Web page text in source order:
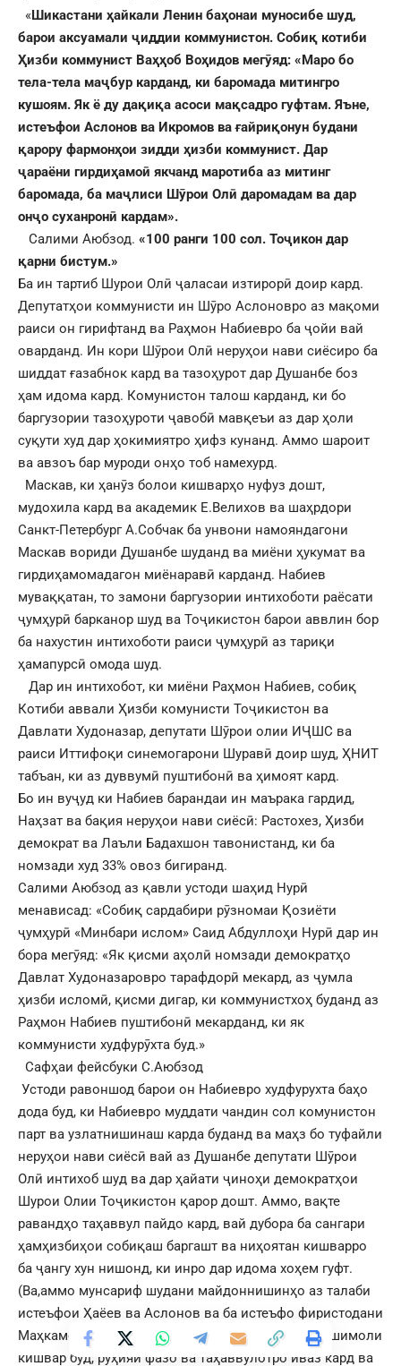
«Шикастани ҳайкали Ленин баҳонаи муносибе шуд,
барои аксуамали ҷиддии коммунистон. Собиқ котиби
Ҳизби коммунист Ваҳҳоб Воҳидов мегӯяд: «Маро бо
тела-тела маҷбур карданд, ки баромада митингро
кушоям. Як ё ду дақиқа асоси мақсадро гуфтам. Яъне,
истеъфои Аслонов ва Икромов ва ғайриқонун будани
қарору фармонҳои зидди ҳизби коммунист. Дар
ҷараёни гирдиҳамоӣ якчанд маротиба аз митинг
баромада, ба маҷлиси Шӯрои Олӣ даромадам ва дар
онҷо суханронӣ кардам».
Салими Аюбзод. «100 ранги 100 сол. Тоҷикон дар
қарни бистум.»
Ба ин тартиб Шурои Олӣ ҷаласаи изтирорӣ доир кард.
Депутатҳои коммунисти ин Шӯро Аслоновро аз мақоми
раиси он гирифтанд ва Раҳмон Набиевро ба ҷойи вай
оварданд. Ин кори Шӯрои Олӣ неруҳои нави сиёсиро ба
шиддат ғазабнок кард ва тазоҳурот дар Душанбе боз
ҳам идома кард. Комунистон талош карданд, ки бо
баргузории тазоҳуроти ҷавобӣ мавқеъи аз дар ҳоли
суқути худ дар ҳокимиятро ҳифз кунанд. Аммо шароит
ва авзоъ бар муроди онҳо тоб намехурд.
Маскав, ки ҳанӯз болои кишварҳо нуфуз дошт,
мудохила кард ва академик Е.Велихов ва шаҳрдори
Санкт-Петербург А.Собчак ба унвони намояндагони
Маскав вориди Душанбе шуданд ва миёни ҳукумат ва
гирдиҳамомадагон миёнаравӣ карданд. Набиев
муваққатан, то замони баргузории интихоботи раёсати
ҷумҳурӣ барканор шуд ва Тоҷикистон барои аввлин бор
ба нахустин интихоботи раиси ҷумҳурӣ аз тариқи
ҳамапурсӣ омода шуд.
Дар ин интихобот, ки миёни Раҳмон Набиев, собиқ
Котиби аввали Ҳизби комунисти Тоҷикистон ва
Давлати Худоназар, депутати Шӯрои олии ИҶШС ва
раиси Иттифоқи синемогарони Шуравӣ доир шуд, ҲНИТ
табъан, ки аз дуввумӣ пуштибонӣ ва ҳимоят кард.
Бо ин вуҷуд ки Набиев барандаи ин маърака гардид,
Наҳзат ва бақия неруҳои нави сиёсӣ: Растохез, Ҳизби
демократ ва Лаъли Бадахшон тавонистанд, ки ба
номзади худ 33% овоз бигиранд.
Салими Аюбзод аз қавли устоди шаҳид Нурӣ
менависад: «Собиқ сардабири рӯзномаи Қозиёти
ҷумҳурӣ «Минбари ислом» Саид Абдуллоҳи Нурӣ дар ин
бора мегӯяд: «Як қисми аҳолӣ номзади демократҳо
Давлат Худоназаровро тарафдорӣ мекард, аз ҷумла
ҳизби исломӣ, қисми дигар, ки коммунистхоҳ буданд аз
Раҳмон Набиев пуштибонӣ мекарданд, ки як
коммунисти худфурӯхта буд.»
Сафҳаи фейсбуки С.Аюбзод
Устоди равоншод барои он Набиевро худфурухта баҳо
дода буд, ки Набиевро муддати чандин сол комунистон
парт ва узлатнишинаш карда буданд ва маҳз бо туфайли
неруҳои нави сиёсӣ вай аз Душанбе депутати Шӯрои
Олӣ интихоб шуд ва дар ҳайати ҷиноҳи демократҳои
Шурои Олии Тоҷикистон қарор дошт. Аммо, вақте
равандҳо таҳаввул пайдо кард, вай дубора ба сангари
ҳамҳизбиҳои собиқаш баргашт ва ниҳоятан кишварро
ба ҷангу хун нишонд, ки инро дар идома хоҳем гуфт.
(Ва,аммо мунсариф шудани майдоннишинҳо аз талаби
истеъфои Ҳаёев ва Аслонов ва ба истеъфо фиристодани
Маҳкамов, ки бар хилофи дуи аввал намояндаи шимоли
кишвар буд, руҳияи фазо ва таҳаввулотро иваз кард ва